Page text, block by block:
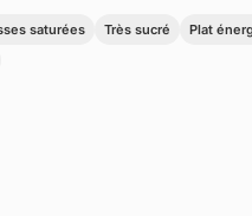
saturées Très sucré
Plat